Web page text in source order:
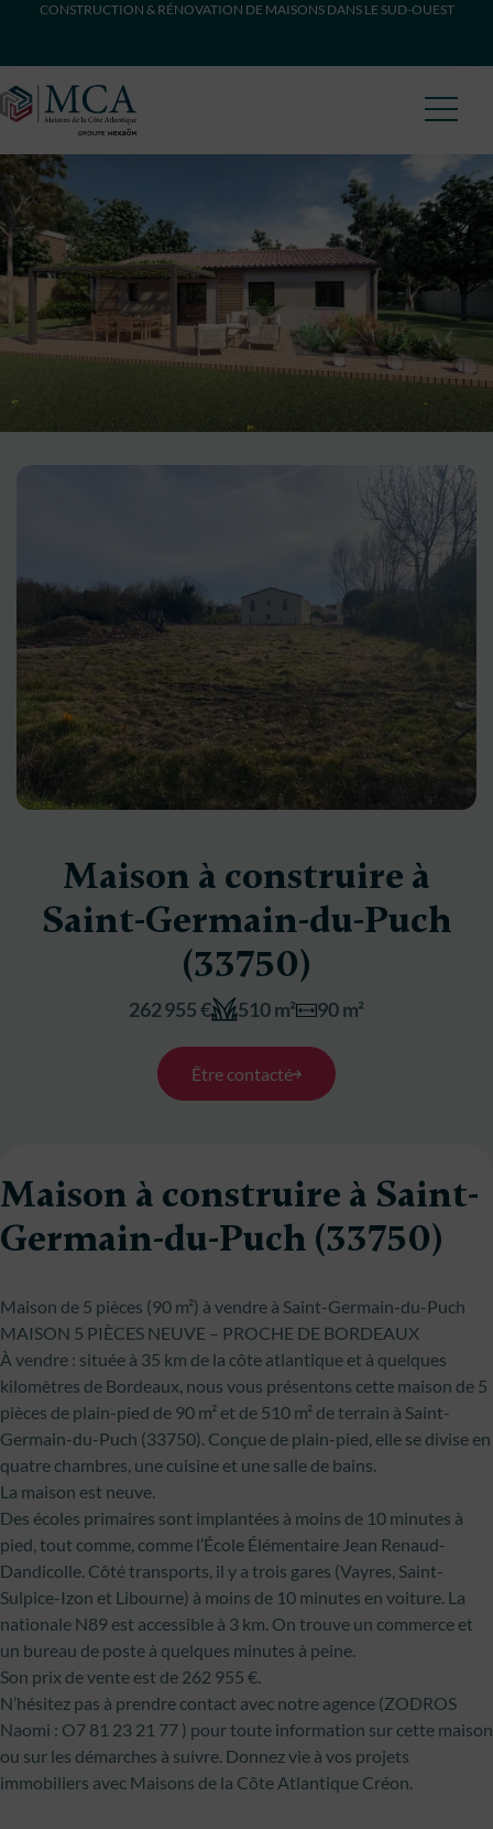
CONSTRUCTION & RÉNOVATION DE MAISONS DANS LE SUD-OUEST
Maison à construire à
Saint-Germain-du-Puch
(33750)
262 955 € 510 m² 90 m²
Être contacté
Maison à construire à Saint-
Germain-du-Puch (33750)
Maison de 5 pièces (90 m²) à vendre à Saint-Germain-du-Puch
MAISON 5 PIÈCES NEUVE – PROCHE DE BORDEAUX
À vendre : située à 35 km de la côte atlantique et à quelques
kilomètres de Bordeaux, nous vous présentons cette maison de 5
pièces de plain-pied de 90 m² et de 510 m² de terrain à Saint-
Germain-du-Puch (33750). Conçue de plain-pied, elle se divise en
quatre chambres, une cuisine et une salle de bains.
La maison est neuve.
Des écoles primaires sont implantées à moins de 10 minutes à
pied, tout comme, comme l’École Élémentaire Jean Renaud-
Dandicolle. Côté transports, il y a trois gares (Vayres, Saint-
Sulpice-Izon et Libourne) à moins de 10 minutes en voiture. La
nationale N89 est accessible à 3 km. On trouve un commerce et
un bureau de poste à quelques minutes à peine.
Son prix de vente est de 262 955 €.
N’hésitez pas à prendre contact avec notre agence (ZODROS
Naomi : O7 81 23 21 77 ) pour toute information sur cette maison
ou sur les démarches à suivre. Donnez vie à vos projets
immobiliers avec Maisons de la Côte Atlantique Créon.